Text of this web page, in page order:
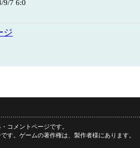
9/7 6:0
ジ
コメントページです。
す。ゲームの著作権は、製作者様にあります。